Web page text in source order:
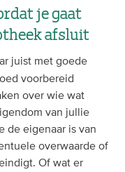
je gaat
afsluit
juist met goede
voorbereid
over wie wat
van jullie
de eigenaar is van
overwaarde of
Of wat er